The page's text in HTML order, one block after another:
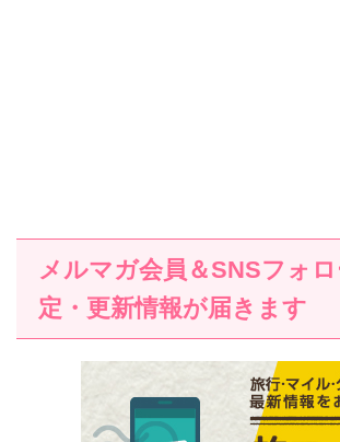
メルマガ会員＆SNSフォ
定・更新情報が届きます